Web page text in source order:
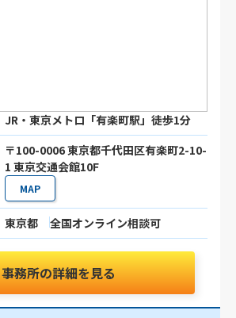
JR・東京メトロ「有楽町駅」徒歩1分
〒100-0006 東京都千代田区有楽町2-10-
1 東京交通会館10F
MAP
東京都 全国オンライン相談可
事務所の詳細を見る